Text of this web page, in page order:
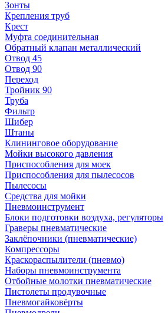
Зонты
Крепления труб
Крест
Муфта соединительная
Обратный клапан металлический
Отвод 45
Отвод 90
Переход
Тройник 90
Труба
Фильтр
Шибер
Штаны
Клининговое оборудование
Мойки высокого давления
Приспособления для моек
Приспособления для пылесосов
Пылесосы
Средства для мойки
Пневмоинструмент
Блоки подготовки воздуха, регуляторы
Граверы пневматические
Заклёпочники (пневматические)
Компрессоры
Краскораспылители (пневмо)
Наборы пневмоинструмента
Отбойные молотки пневматические
Пистолеты продувочные
Пневмогайковёрты